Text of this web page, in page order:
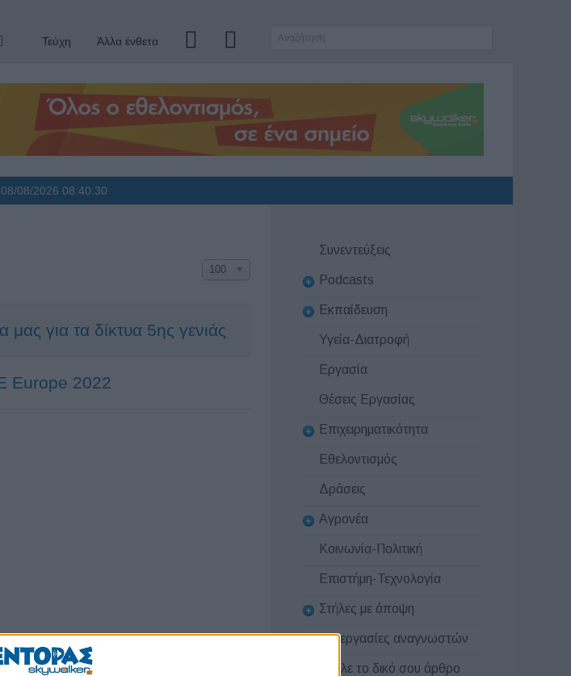
Τεύχη Άλλα ένθετα
08/2026 08:40:30
100
για τα δίκτυα 5ης γενιάς
Europe 2022
Συνεντεύξεις
Podcasts
Εκπαίδευση
Υγεία-Διατροφή
Εργασία
Θέσεις Εργασίας
Επιχειρηματικότητα
Εθελοντισμός
Δράσεις
Αγρονέα
Κοινωνία-Πολιτική
Επιστήμη-Τεχνολογία
Στήλες με άποψη
Συνεργασίες αναγνωστών
Στείλε το δικό σου άρθρο